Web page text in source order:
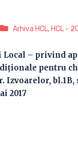
Arhiva HCL, HCL -
Local – privind
pentru
bl.1B,
2017